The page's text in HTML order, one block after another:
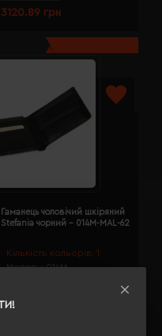
3120.89 грн
Кількість кольорів: 1
Модель: 014M-
Гаманець чоловічий шкіряний
Stefania чорний - 014M-MAL-62
1925.57 грн